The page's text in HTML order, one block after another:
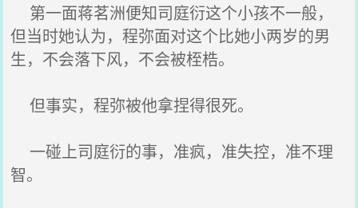
第一面蒋茗洲便知司庭衍这个小孩不一般，
但当时她认为，程弥面对这个比她小两岁的男
生，不会落下风，不会被桎梏。
但事实，程弥被他拿捏得很死。
一碰上司庭衍的事，准疯，准失控，准不理
智。